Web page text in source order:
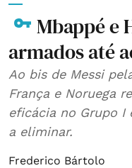
Mbappé e
armados até
Ao bis de Messi
França e Noruega
eficácia no Grupo I
a eliminar.
Frederico Bártolo